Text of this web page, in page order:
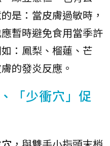
是：當皮膚過敏時，
暫時避免食用當季許
：鳳梨、榴蓮、芒
的發炎反應。
「少衝穴」促